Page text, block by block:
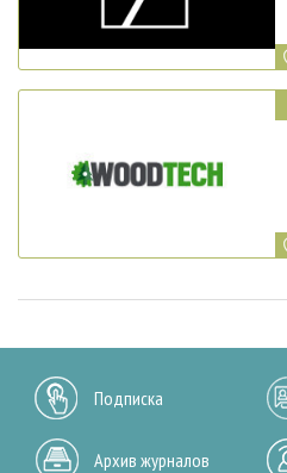
Подписка
Архив журналов